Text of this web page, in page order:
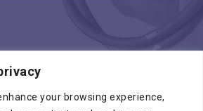
your browsing experience,
работы: воскресенье -четверг
- 17:00